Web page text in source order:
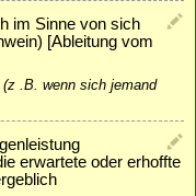
im Sinne von sich
[Ableitung vom
.B. wenn sich jemand
erwartete oder erhoffte